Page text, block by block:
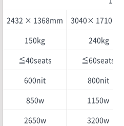
2432 × 1368mm
3040×
150kg
240kg
≦40seats
≦60seats
600nit
800nit
850w
1150w
2650w
3200w